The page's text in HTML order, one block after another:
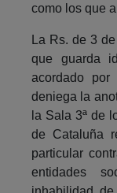
como los que
La Rs. de 3
que guarda
acordado
deniega la
la Sala 3ª de
de Cataluña
particular
entidades